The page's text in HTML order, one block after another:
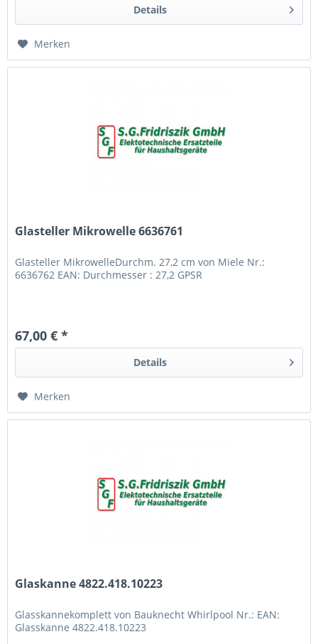
Details
Merken
Glasteller Mikrowelle 6636761
Glasteller MikrowelleDurchm. 27,2 cm von Miele Nr.:
6636762 EAN: Durchmesser : 27,2 GPSR
67,00 € *
Details
Merken
Glaskanne 4822.418.10223
Glasskannekomplett von Bauknecht Whirlpool Nr.: EAN:
Glasskanne 4822.418.10223